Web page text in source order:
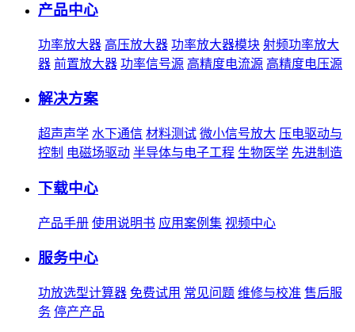
产品中心
功率放大器 高压放大器 功率放大器模块 射频功率放大
器 前置放大器 功率信号源 高精度电流源 高精度电压源
解决方案
超声声学 水下通信 材料测试 微小信号放大 压电驱动与
控制 电磁场驱动 半导体与电子工程 生物医学 先进制造
下载中心
产品手册 使用说明书 应用案例集 视频中心
服务中心
功放选型计算器 免费试用 常见问题 维修与校准 售后服
务 停产产品